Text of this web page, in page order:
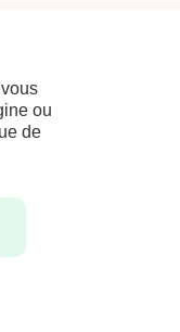
ou
de